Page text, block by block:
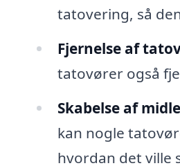
tatovering, så
Fjernelse af
tatovører også
Skabelse af
kan nogle
hvordan det ville